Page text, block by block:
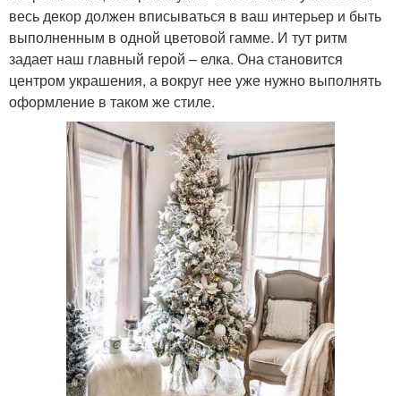
весь декор должен вписываться в ваш интерьер и быть
выполненным в одной цветовой гамме. И тут ритм
задает наш главный герой – елка. Она становится
центром украшения, а вокруг нее уже нужно выполнять
оформление в таком же стиле.